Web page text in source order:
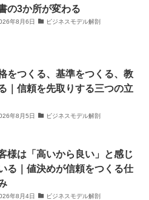
の3か所が変わる
年8月6日 ビジネスモデル解剖
をつくる、基準をつくる、教
｜信頼を先取りする三つの立
年8月5日 ビジネスモデル解剖
様は「高いから良い」と感じ
る｜値決めが信頼をつくる仕
年8月4日 ビジネスモデル解剖